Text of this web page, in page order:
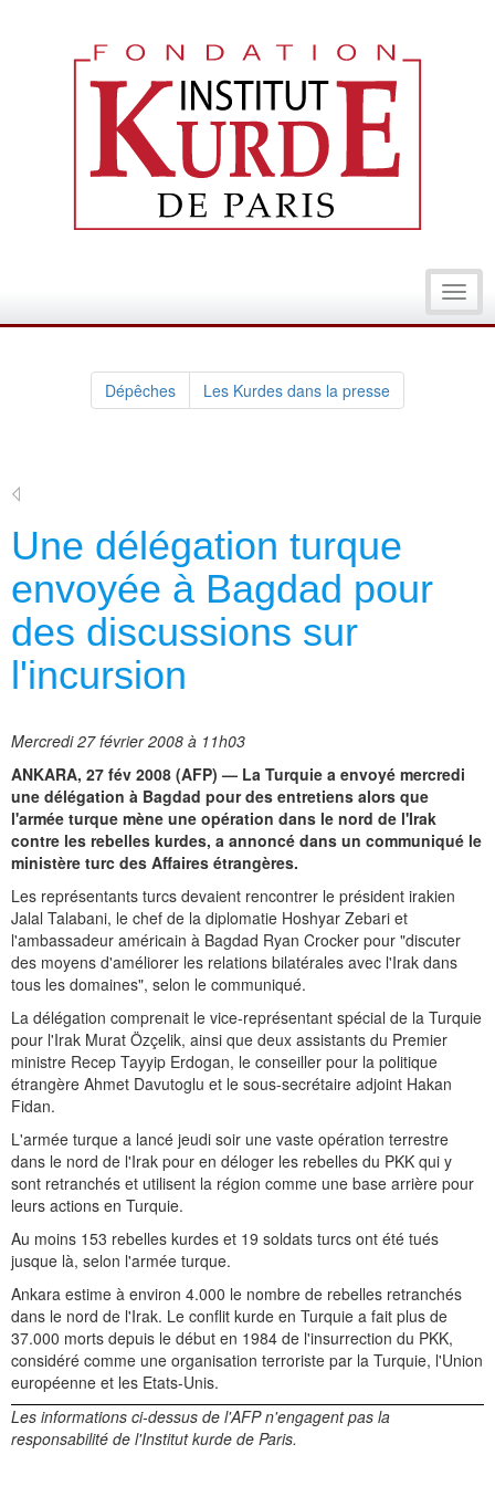
Dépêches Les Kurdes dans la presse
Une délégation turque
envoyée à Bagdad pour
des discussions sur
l'incursion
Mercredi 27 février 2008 à 11h03
ANKARA, 27 fév 2008 (AFP) — La Turquie a envoyé mercredi
une délégation à Bagdad pour des entretiens alors que
l'armée turque mène une opération dans le nord de l'Irak
contre les rebelles kurdes, a annoncé dans un communiqué le
ministère turc des Affaires étrangères.
Les représentants turcs devaient rencontrer le président irakien
Jalal Talabani, le chef de la diplomatie Hoshyar Zebari et
l'ambassadeur américain à Bagdad Ryan Crocker pour "discuter
des moyens d'améliorer les relations bilatérales avec l'Irak dans
tous les domaines", selon le communiqué.
La délégation comprenait le vice-représentant spécial de la Turquie
pour l'Irak Murat Özçelik, ainsi que deux assistants du Premier
ministre Recep Tayyip Erdogan, le conseiller pour la politique
étrangère Ahmet Davutoglu et le sous-secrétaire adjoint Hakan
Fidan.
L'armée turque a lancé jeudi soir une vaste opération terrestre
dans le nord de l'Irak pour en déloger les rebelles du PKK qui y
sont retranchés et utilisent la région comme une base arrière pour
leurs actions en Turquie.
Au moins 153 rebelles kurdes et 19 soldats turcs ont été tués
jusque là, selon l'armée turque.
Ankara estime à environ 4.000 le nombre de rebelles retranchés
dans le nord de l'Irak. Le conflit kurde en Turquie a fait plus de
37.000 morts depuis le début en 1984 de l'insurrection du PKK,
considéré comme une organisation terroriste par la Turquie, l'Union
européenne et les Etats-Unis.
Les informations ci-dessus de l'AFP n'engagent pas la
responsabilité de l'Institut kurde de Paris.